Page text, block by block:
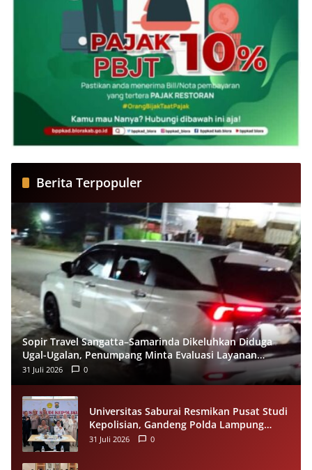
Berita Terpopuler
Sopir Travel Sangatta–Samarinda Dikeluhkan Diduga
Ugal-Ugalan, Penumpang Minta Evaluasi Layanan
Almeera
31 Juli 2026 0
Universitas Saburai Resmikan Pusat Studi
Kepolisian, Gandeng Polda Lampung
Perkuat Riset dan Pelayanan Publik
31 Juli 2026 0